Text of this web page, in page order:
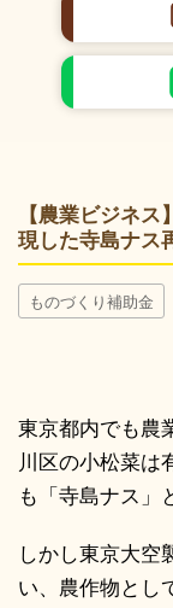
【農業ビジネ
現した寺島ナス
ものづくり補助金
東京都内でも農
川区の小松菜は
も「寺島ナス」
しかし東京大空
い、農作物とし